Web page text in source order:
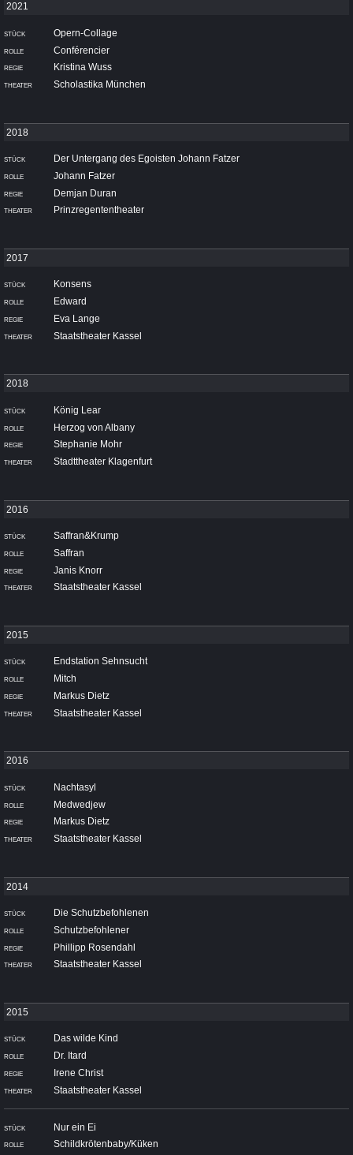
Opern-Collage
Conférencier
Kristina Wuss
Scholastika München
Der Untergang des Egoisten Johann Fatzer
Johann Fatzer
Demjan Duran
Prinzregententheater
Konsens
Edward
Eva Lange
Staatstheater Kassel
König Lear
Herzog von Albany
Stephanie Mohr
Stadttheater Klagenfurt
Saffran&Krump
Saffran
Janis Knorr
Staatstheater Kassel
Endstation Sehnsucht
Mitch
Markus Dietz
Staatstheater Kassel
Nachtasyl
Medwedjew
Markus Dietz
Staatstheater Kassel
Die Schutzbefohlenen
Schutzbefohlener
Phillipp Rosendahl
Staatstheater Kassel
Das wilde Kind
Dr. Itard
Irene Christ
Staatstheater Kassel
Nur ein Ei
Schildkrötenbaby/Küken